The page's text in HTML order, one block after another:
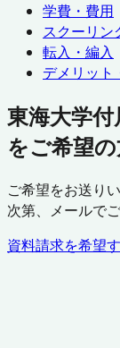
学費・費用
スクーリン
転入・編入
デメリット
東海大学
をご希望
ご希望をお送り
次第、メールで
資料請求を希望